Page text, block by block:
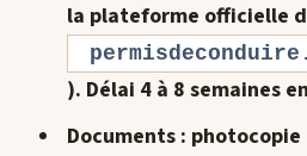
la plateforme officielle
). Délai 4 à 8 semaines
Documents: photocopie